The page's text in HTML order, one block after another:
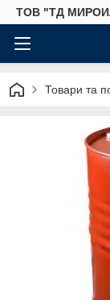
ТОВ "ТД
Товари та